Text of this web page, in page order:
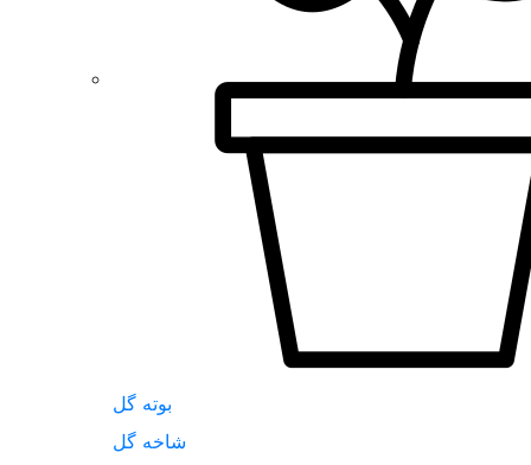
بوته گل
شاخه گل